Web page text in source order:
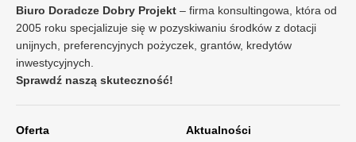
Biuro Doradcze Dobry Projekt – firma konsultingowa, która od
2005 roku specjalizuje się w pozyskiwaniu środków z dotacji
unijnych, preferencyjnych pożyczek, grantów, kredytów
inwestycyjnych.
Sprawdź naszą skuteczność!
Oferta
Aktualności